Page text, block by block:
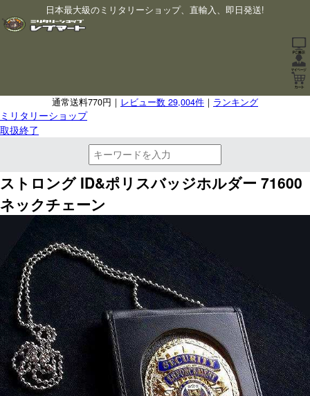
日本最大級のミリタリーショップ、直輸入、即日発送!
通常送料770円｜ レビュー数 29,004件 ｜ ランキング
ミリタリーショップ
取扱終了
ストロング ID&ポリスバッジホルダー 71600
ネックチェーン